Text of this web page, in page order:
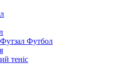
Футбол
теніс